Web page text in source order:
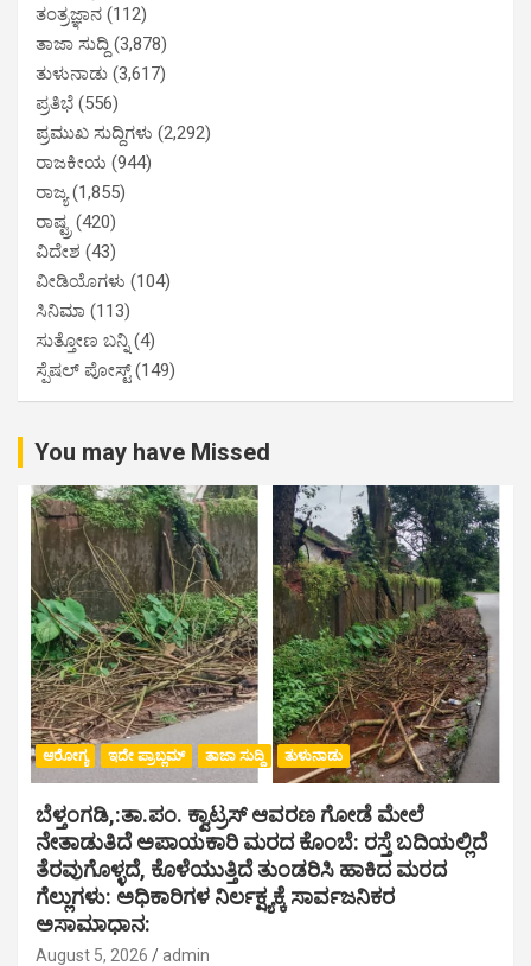
ತಂತ್ರಜ್ಞಾನ (112)
ತಾಜಾ ಸುದ್ದಿ (3,878)
ತುಳುನಾಡು (3,617)
ಪ್ರತಿಭೆ (556)
ಪ್ರಮುಖ ಸುದ್ದಿಗಳು (2,292)
ರಾಜಕೀಯ (944)
ರಾಜ್ಯ(1,855)
ರಾಷ್ಟ್ರ (420)
ವಿದೇಶ (43)
ವೀಡಿಯೊಗಳು (104)
ಸಿನಿಮಾ (113)
ಸುತ್ತೋಣ ಬನ್ನಿ(4)
ಸ್ಪೆಷಲ್ ಪೋಸ್ಟ್(149)
You may have Missed
ಆರೋಗ್ಯ ಇದೇ ಪ್ರಾಬ್ಲಮ್ ತಾಜಾ ಸುದ್ದಿ ತುಳುನಾಡು
ಬೆಳ್ತಂಗಡಿ,:ತಾ.ಪಂ‌. ಕ್ವಾಟ್ರಸ್ ಆವರಣ ಗೋಡೆ ಮೇಲೆ
ನೇತಾಡುತಿದೆ ಅಪಾಯಕಾರಿ ಮರದ ಕೊಂಬೆ: ರಸ್ತೆ ಬದಿಯಲ್ಲಿದೆ
ತೆರವುಗೊಳ್ಳದೆ, ಕೊಳೆಯುತ್ತಿದೆ ತುಂಡರಿಸಿ ಹಾಕಿದ ಮರದ
ಗೆಲ್ಲುಗಳು: ಅಧಿಕಾರಿಗಳ ನಿರ್ಲಕ್ಷ್ಯಕ್ಕೆ ಸಾರ್ವಜನಿಕರ
ಅಸಾಮಾಧಾನ:
August 5, 2026 admin